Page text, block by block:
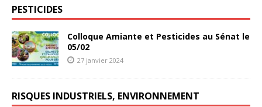
PESTICIDES
Colloque Amiante et Pesticides au Sénat le
05/02
27 janvier 2024
RISQUES INDUSTRIELS, ENVIRONNEMENT